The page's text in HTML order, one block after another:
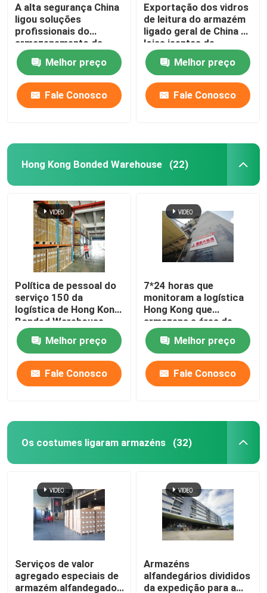
A alta segurança China
ligou soluções
profissionais do
armazenamento da
importação do
armazémMelhor preço
Fale Conosco
Exportação dos vidros
de leitura do armazém
ligado geral de China às
lojas isentas de
direitos aduaneiros do
aeroportoMelhor preço
Fale Conosco
Hong Kong Bonded Warehouse (22)
Política de pessoal do
serviço 150 da
logística de Hong Kong
Bonded Warehouse
International da
picareta e do bloco
Melhor preço
Fale Conosco
7*24 horas que
monitoram a logística
Hong Kong que
armazena a área de
armazenamento
80000s.Q.MMelhor preço
Fale Conosco
Os costumes ligaram armazéns (32)
Serviços de valor
agregado especiais de
armazém alfandegado
Armazéns
alfandegários divididos
da expedição para a